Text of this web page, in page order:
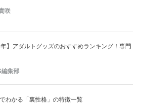
咲
年】アダルトグッズのおすすめランキング！専門
編集部
わかる「裏性格」の特徴一覧